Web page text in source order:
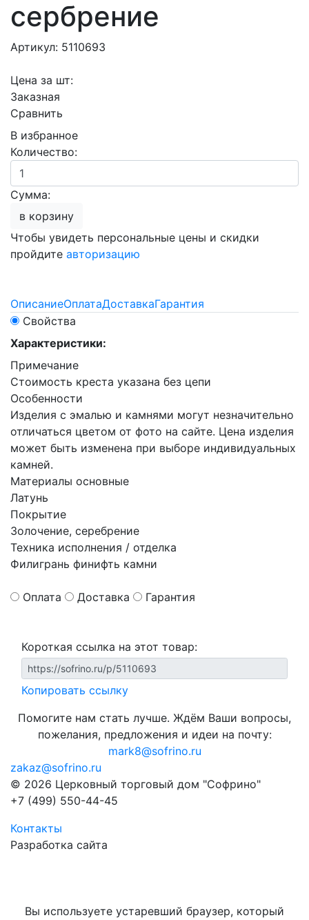
сербрение
Артикул: 5110693
Цена за шт:
Заказная
Сравнить
В избранное
Количество:
Сумма:
в корзину
Чтобы увидеть персональные цены и скидки
пройдите авторизацию
ОписаниеОплатаДоставкаГарантия
Свойства
Характеристики:
Примечание
Стоимость креста указана без цепи
Особенности
Изделия с эмалью и камнями могут незначительно
отличаться цветом от фото на сайте. Цена изделия
может быть изменена при выборе индивидуальных
камней.
Материалы основные
Латунь
Покрытие
Золочение, серебрение
Техника исполнения / отделка
Филигрань финифть камни
Оплата Доставка Гарантия
Короткая ссылка на этот товар:
Копировать ссылку
Помогите нам стать лучше. Ждём Ваши вопросы,
пожелания, предложения и идеи на почту:
mark8@sofrino.ru
zakaz@sofrino.ru
© 2026 Церковный торговый дом "Софрино"
+7 (499) 550-44-45
Контакты
Разработка сайта
Вы используете устаревший браузер, который